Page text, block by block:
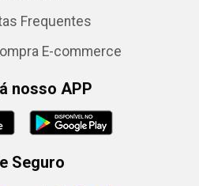
Frequentes
E-commerce
nosso APP
Seguro